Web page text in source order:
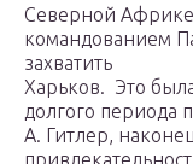
Северной
командованием
захватить
Харьков. Это
долгого периода
А. Гитлер,